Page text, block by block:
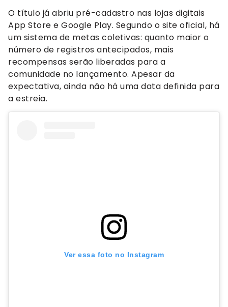
O título já abriu pré-cadastro nas lojas digitais
App Store e Google Play. Segundo o site oficial, há
um sistema de metas coletivas: quanto maior o
número de registros antecipados, mais
recompensas serão liberadas para a
comunidade no lançamento. Apesar da
expectativa, ainda não há uma data definida para
a estreia.
Ver essa foto no Instagram